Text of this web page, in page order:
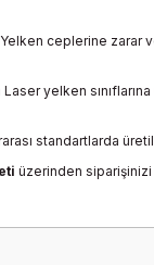
Yelken ceplerine zarar
Laser yelken
standartlarda
üzerinden siparişinizi